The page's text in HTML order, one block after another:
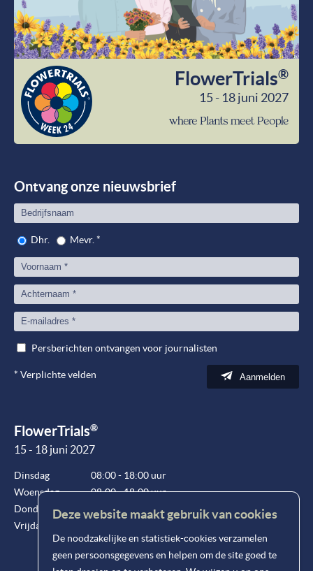
FlowerTrials®
15 - 18 juni 2027
Ontvang onze nieuwsbrief
Dhr. Mevr.*
Persberichten ontvangen voor journalisten
* Verplichte velden Aanmelden
FlowerTrials®
15 - 18 juni 2027
Dinsdag
08:00 - 18:00 uur
Woensdag
08:00 - 18:00 uur
Donderdag
08:00 - 18:00 uur
Vrijdag
Deze website maakt gebruik van cookies
De noodzakelijke en statistiek-cookies verzamelen
geen persoonsgegevens en helpen om de site goed te